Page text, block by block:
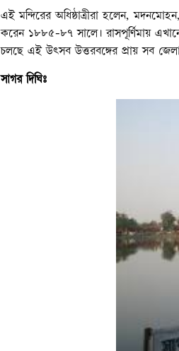
এই মন্দিরের অধিষ্ঠাত্রীরা হলেন,
করেন ১৮৮৫-৮৭ সালে। রাসপূর্ণিমায়
চলছে এই উৎসব উত্তরবঙ্গের প্রায় সব
সাগর দিঘিঃ